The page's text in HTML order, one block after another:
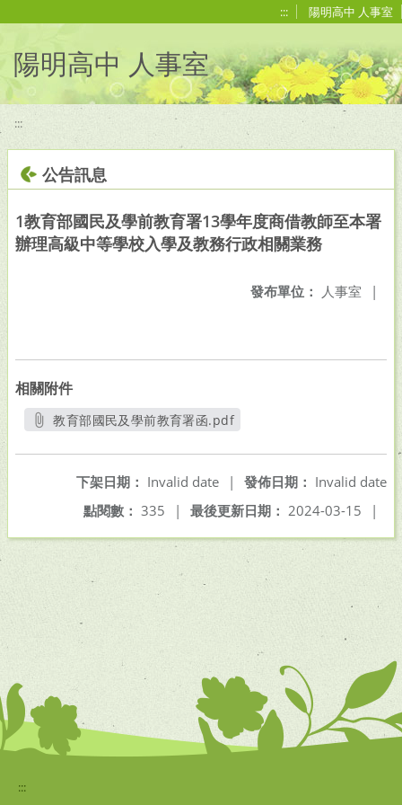
::: 陽明高中 人事室
陽明高中 人事室
:::
公告訊息
1教育部國民及學前教育署13學年度商借教師至本署
辦理高級中等學校入學及教務行政相關業務
發布單位： 人事室 |
相關附件
教育部國民及學前教育署函.pdf
發佈日期： Invalid date
下架日期： Invalid date
|
最後更新日期： 2024-03-15 |
點閱數： 335 |
:::